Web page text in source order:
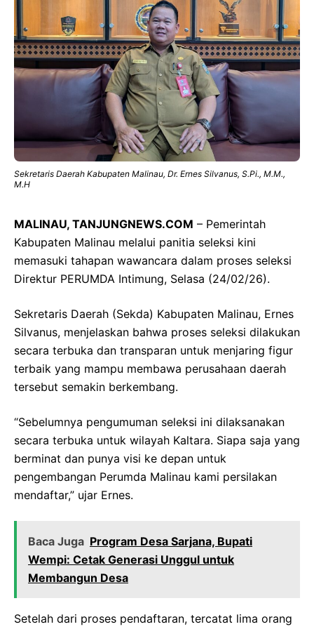
Sekretaris Daerah Kabupaten Malinau, Dr. Ernes Silvanus, S.Pi., M.M.,
M.H
MALINAU, TANJUNGNEWS.COM – Pemerintah
Kabupaten Malinau melalui panitia seleksi kini
memasuki tahapan wawancara dalam proses seleksi
Direktur PERUMDA Intimung, Selasa (24/02/26).
Sekretaris Daerah (Sekda) Kabupaten Malinau, Ernes
Silvanus, menjelaskan bahwa proses seleksi dilakukan
secara terbuka dan transparan untuk menjaring figur
terbaik yang mampu membawa perusahaan daerah
tersebut semakin berkembang.
“Sebelumnya pengumuman seleksi ini dilaksanakan
secara terbuka untuk wilayah Kaltara. Siapa saja yang
berminat dan punya visi ke depan untuk
pengembangan Perumda Malinau kami persilakan
mendaftar,” ujar Ernes.
Baca Juga Program Desa Sarjana, Bupati
Wempi: Cetak Generasi Unggul untuk
Membangun Desa
Setelah dari proses pendaftaran, tercatat lima orang